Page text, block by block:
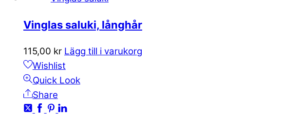
Vinglas saluki, långhår
115,00 kr Lägg till i varukorg
Wishlist
Quick Look
Share